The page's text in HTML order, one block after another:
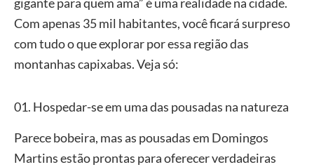
Com apenas 35 mil habitantes, você ficará surpreso
com tudo o que explorar por essa região das
montanhas capixabas. Veja só:
01. Hospedar-se em uma das pousadas na natureza
Parece bobeira, mas as pousadas em Domingos
Martins estão prontas para oferecer verdadeiras